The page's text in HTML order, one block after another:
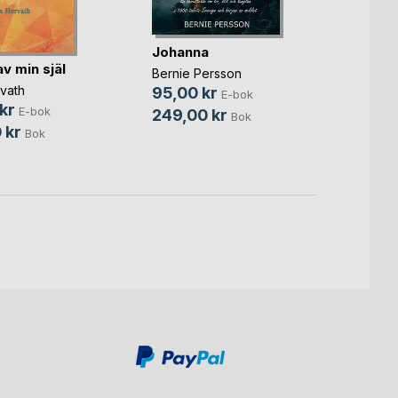
min själ
E-bok
kr Bok
Johanna
Bernie Persson
95,00 kr E-bok
249,00 kr Bok